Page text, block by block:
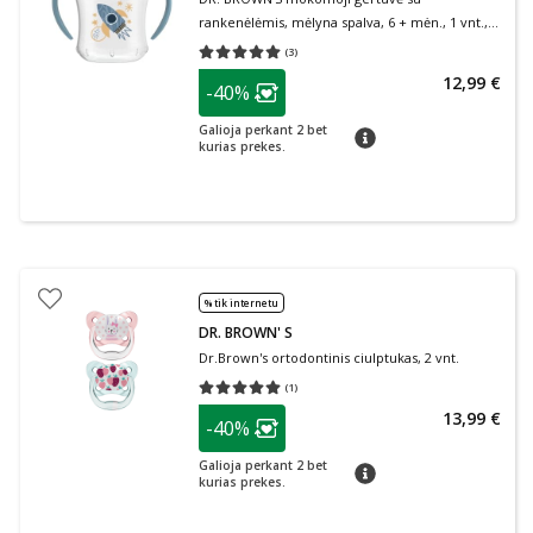
rankenėlėmis, mėlyna spalva, 6 + mėn., 1 vnt.,
180 ml
(3)
Vidutinis įvertinimas 5.00
patarimas
Lojalumo klubo narių nuolaida
-40%
Galioja perkant 2 bet
kurias prekes.
patarimas
12,99 €
% tik internetu
DR. BROWN' S
Dr.Brown's ortodontinis ciulptukas, 2 vnt.
(1)
Vidutinis įvertinimas 5.00
patarimas
Lojalumo klubo narių nuolaida
-40%
Galioja perkant 2 bet
kurias prekes.
patarimas
13,99 €